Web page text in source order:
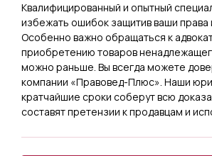
Квалифицированный и опытный
избежать ошибок защитив ваши права
Особенно важно обращаться к
приобретению товаров
можно раньше. Вы всегда можете
компании «Правовед-Плюс». Наши
кратчайшие сроки соберут всю
составят претензии к продавцам и